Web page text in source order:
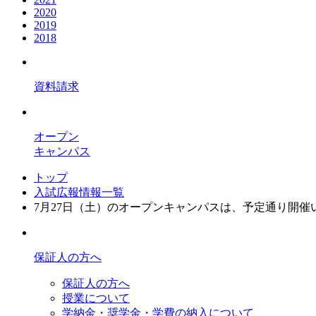
2020
2019
2018
資料請求
オープン
キャンパス
トップ
入試広報情報一覧
7月27日（土）のオープンキャンパスは、予定通り開催
保証人の方へ
保証人の方へ
授業について
学納金・奨学金・学費の納入について